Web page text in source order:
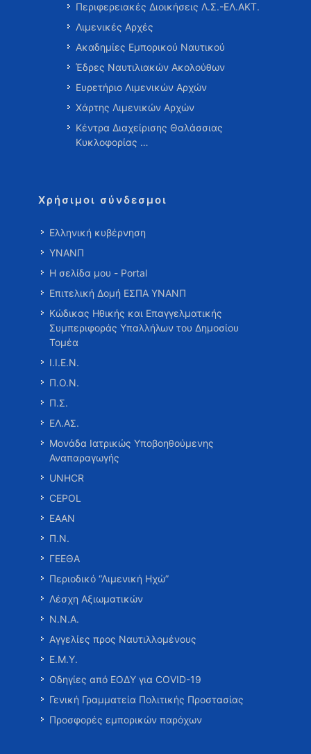
Περιφερειακές Διοικήσεις Λ.Σ.-ΕΛ.ΑΚΤ.
Λιμενικές Αρχές
Ακαδημίες Εμπορικού Ναυτικού
Έδρες Ναυτιλιακών Ακολούθων
Ευρετήριο Λιμενικών Αρχών
Χάρτης Λιμενικών Αρχών
Κέντρα Διαχείρισης Θαλάσσιας
Κυκλοφορίας …
Χρήσιμοι σύνδεσμοι
Ελληνική κυβέρνηση
ΥΝΑΝΠ
Η σελίδα μου - Portal
Επιτελική Δομή ΕΣΠΑ ΥΝΑΝΠ
Κώδικας Ηθικής και Επαγγελματικής
Συμπεριφοράς Υπαλλήλων του Δημοσίου
Τομέα
Ι.Ι.Ε.Ν.
Π.Ο.Ν.
Π.Σ.
ΕΛ.ΑΣ.
Μονάδα Ιατρικώς Υποβοηθούμενης
Αναπαραγωγής
UNHCR
CEPOL
ΕΑΑΝ
Π.Ν.
ΓΕΕΘΑ
Περιοδικό “Λιμενική Ηχώ”
Λέσχη Αξιωματικών
Ν.Ν.Α.
Αγγελίες προς Ναυτιλλομένους
Ε.Μ.Υ.
Οδηγίες από ΕΟΔΥ για COVID-19
Γενική Γραμματεία Πολιτικής Προστασίας
Προσφορές εμπορικών παρόχων